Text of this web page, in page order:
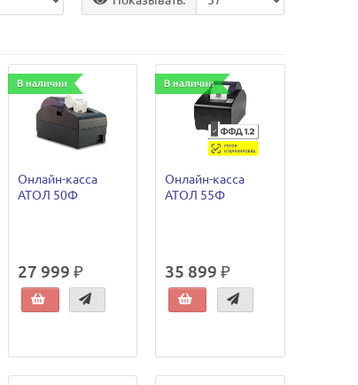
В наличии
Онлайн-касса
АТОЛ 50Ф
27 999 ₽
В наличии
Онлайн-касса
АТОЛ 55Ф
35 899 ₽